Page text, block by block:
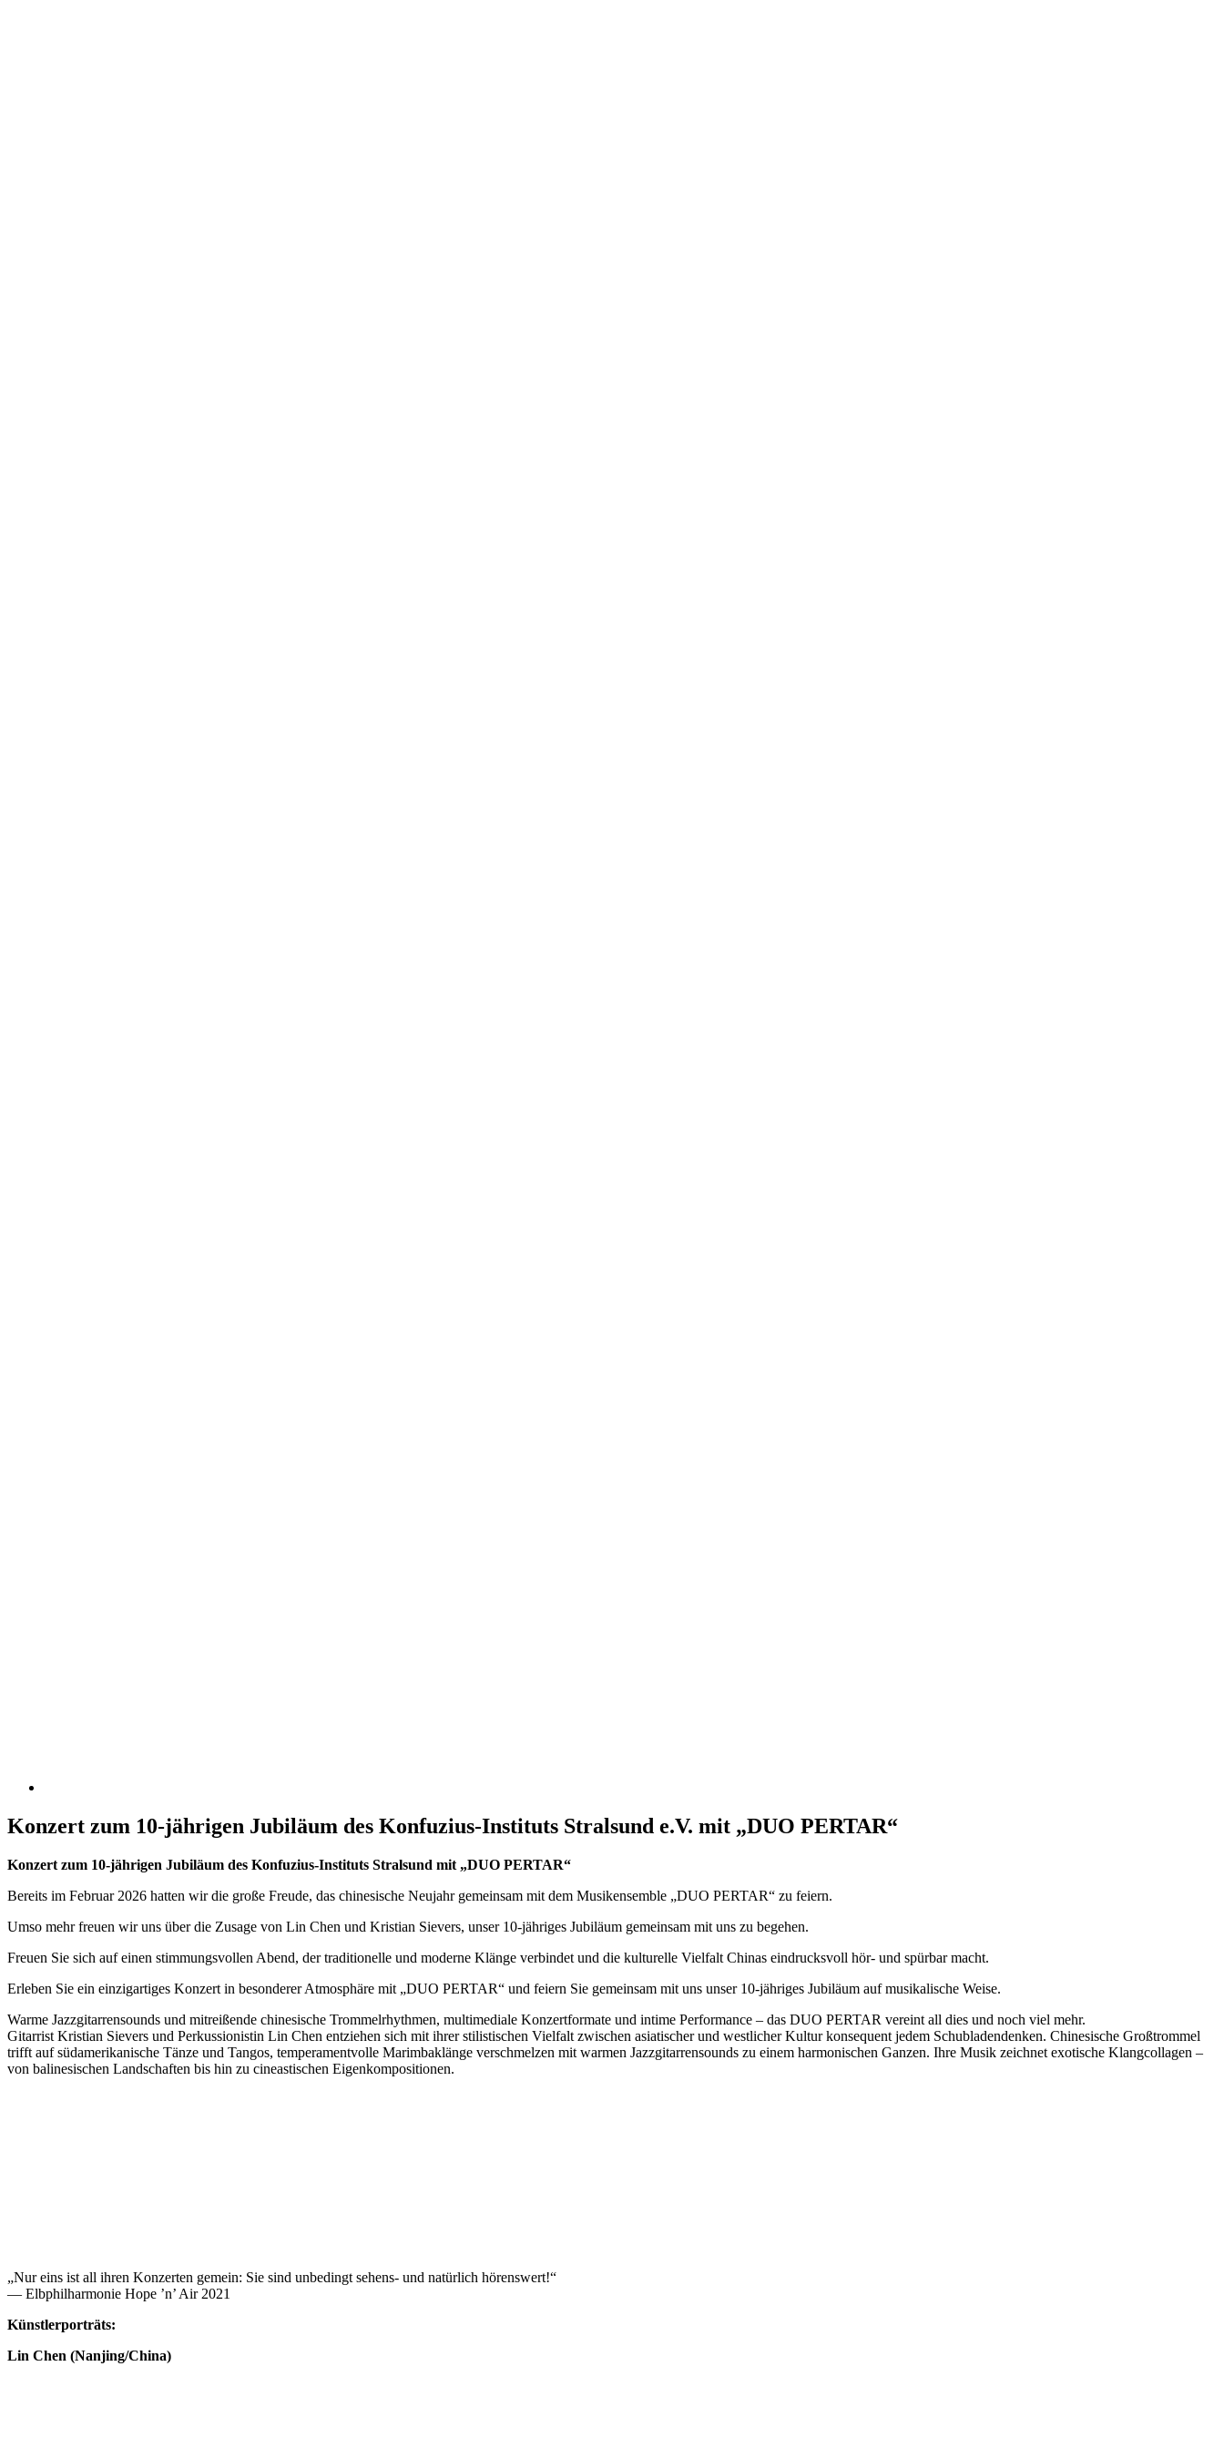
Konzert zum 10-jährigen Jubiläum des Konfuzius-Instituts Stralsund e.V. mit „DUO PERTAR“
Konzert zum 10-jährigen Jubiläum des Konfuzius-Instituts Stralsund mit „DUO PERTAR“
Bereits im Februar 2026 hatten wir die große Freude, das chinesische Neujahr gemeinsam mit dem Musikensemble „DUO PERTAR“ zu feiern.
Umso mehr freuen wir uns über die Zusage von Lin Chen und Kristian Sievers, unser 10-jähriges Jubiläum gemeinsam mit uns zu begehen.
Freuen Sie sich auf einen stimmungsvollen Abend, der traditionelle und moderne Klänge verbindet und die kulturelle Vielfalt Chinas eindrucksvoll hör- und spürbar macht.
Erleben Sie ein einzigartiges Konzert in besonderer Atmosphäre mit „DUO PERTAR“ und feiern Sie gemeinsam mit uns unser 10-jähriges Jubiläum auf musikalische Weise.
Warme Jazzgitarrensounds und mitreißende chinesische Trommelrhythmen, multimediale Konzertformate und intime Performance – das DUO PERTAR vereint all dies und noch viel mehr.
Gitarrist Kristian Sievers und Perkussionistin Lin Chen entziehen sich mit ihrer stilistischen Vielfalt zwischen asiatischer und westlicher Kultur konsequent jedem Schubladendenken. Chinesische Großtrommel
trifft auf südamerikanische Tänze und Tangos, temperamentvolle Marimbaklänge verschmelzen mit warmen Jazzgitarrensounds zu einem harmonischen Ganzen. Ihre Musik zeichnet exotische Klangcollagen –
von balinesischen Landschaften bis hin zu cineastischen Eigenkompositionen.
„Nur eins ist all ihren Konzerten gemein: Sie sind unbedingt sehens- und natürlich hörenswert!“
— Elbphilharmonie Hope ’n’ Air 2021
Künstlerporträts:
Lin Chen (Nanjing/China)